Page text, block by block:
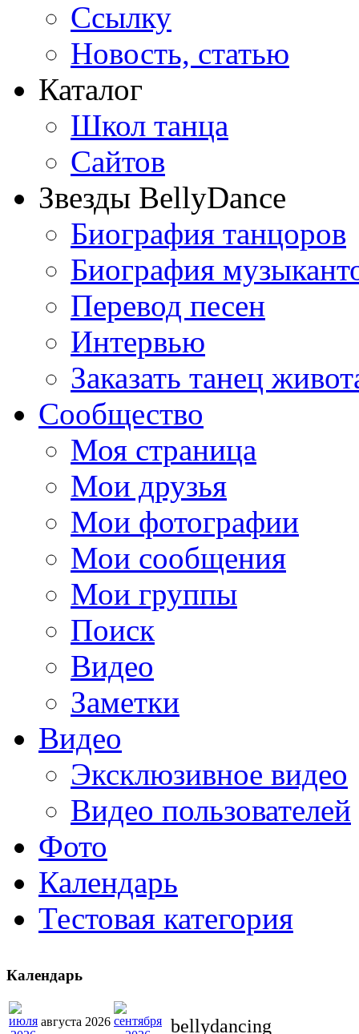
Ссылку
Новость, статью
Каталог
Школ танца
Сайтов
Звезды BellyDance
Биография танцоров
Биография
Перевод песен
Интервью
Заказать танец
Сообщество
Моя страница
Мои друзья
Мои фотографии
Мои сообщения
Мои группы
Поиск
Видео
Заметки
Видео
Эксклюзивное видео
Видео пользователей
Фото
Календарь
Тестовая категория
bellydancing
Календарь
августа 2026